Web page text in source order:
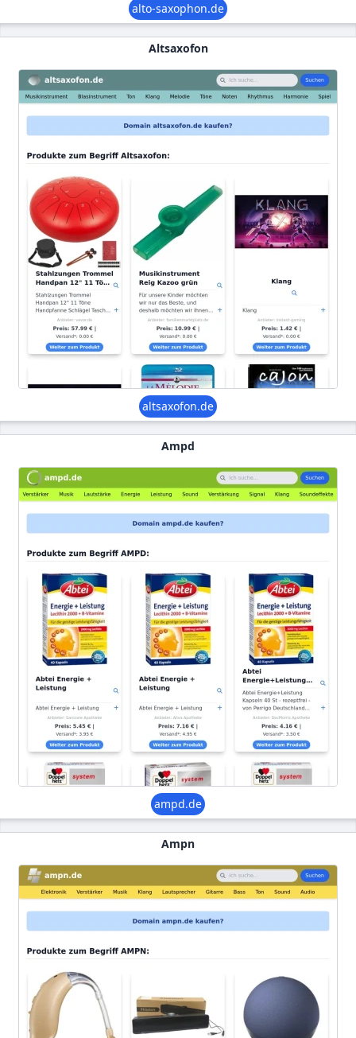
alto-saxophon.de
Altsaxofon
altsaxofon.de
Ampd
ampd.de
Ampn